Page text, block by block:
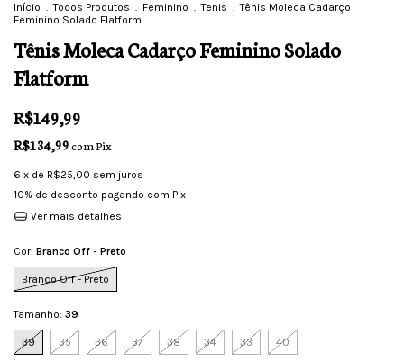
Início . Todos Produtos . Feminino . Tenis . Tênis Moleca Cadarço
Feminino Solado Flatform
Tênis Moleca Cadarço Feminino Solado
Flatform
R$149,99
R$134,99comPix
6 x de R$25,00 sem juros
10% de desconto pagando com Pix
Ver mais detalhes
Cor: Branco Off - Preto
Branco Off - Preto
Tamanho: 39
39 35 36 37 38 34 33 40